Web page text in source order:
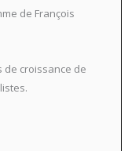
de François
croissance de